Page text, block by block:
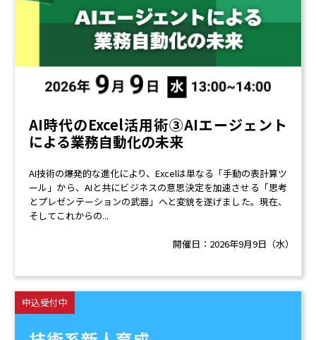
AI時代のExcel活用術③AIエージェント
による業務自動化の未来
AI技術の爆発的な進化により、Excelは単なる「手動の表計算ツ
ール」から、AIと共にビジネスの意思決定を加速させる「思考
とプレゼンテーションの武器」へと変貌を遂げました。現在、
そしてこれからの...
開催日： 2026年9月9日（水）
申込受付中